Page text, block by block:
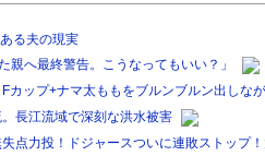
る夫の現実
親へ最終警告。こうなってもいい？」
Fカップ+ナマ太ももをブルンブルン出しな
長江流域で深刻な洪水被害
点力投！ドジャースついに連敗ストップ